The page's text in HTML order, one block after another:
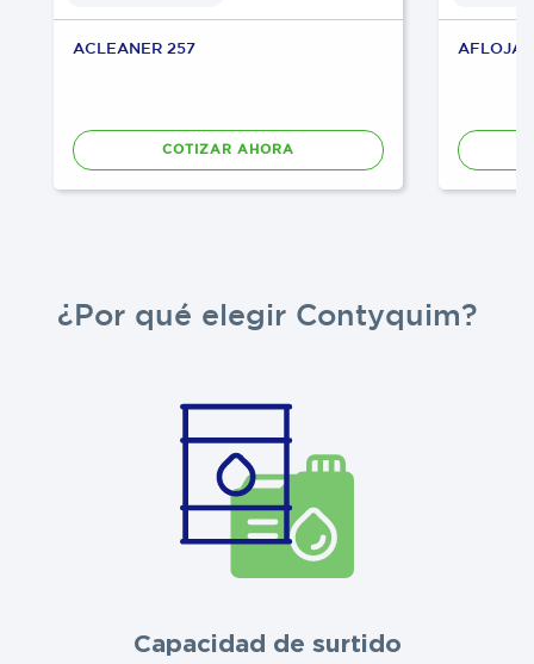
ACLEANER 257
COTIZAR AHORA
¿Por qué elegir Contyquim?
Capacidad de surtido